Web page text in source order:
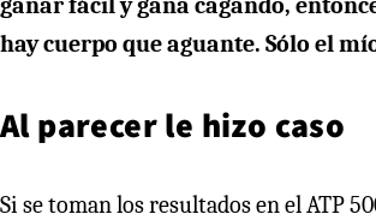
hay cuerpo que aguante. Sólo el
Al parecer le hizo caso
Si se toman los resultados en el ATP